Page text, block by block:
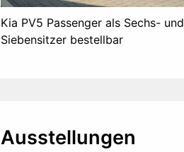
Kia PV5 Passenger als Sechs- und
Siebensitzer bestellbar
Ausstellungen